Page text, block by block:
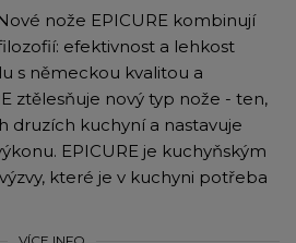
nože EPICURE kombinují
efektivnost a lehkost
s německou kvalitou a
ztělesňuje nový typ nože - ten,
druzích kuchyní a nastavuje
EPICURE je kuchyňským
které je v kuchyni potřeba